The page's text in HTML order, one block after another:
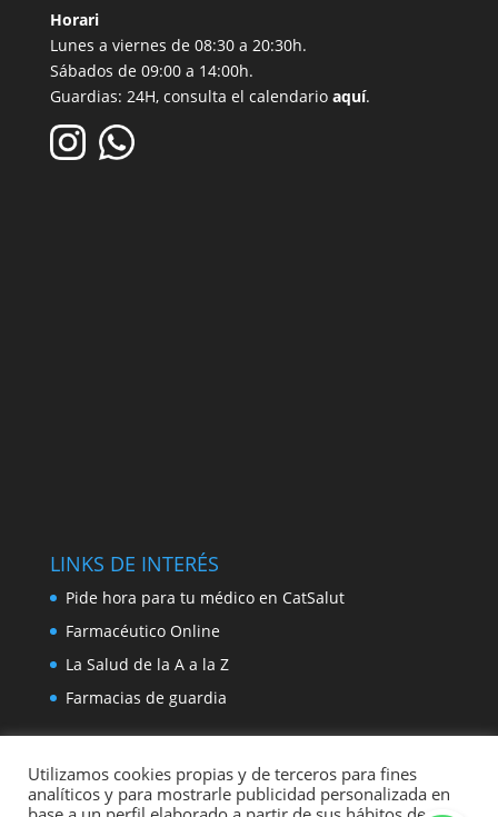
Horari
Lunes a viernes de 08:30 a 20:30h.
Sábados de 09:00 a 14:00h.
Guardias: 24H, consulta el calendario aquí.
LINKS DE INTERÉS
Pide hora para tu médico en CatSalut
Farmacéutico Online
La Salud de la A a la Z
Farmacias de guardia
Utilizamos cookies propias y de terceros para fines
analíticos y para mostrarle publicidad personalizada en